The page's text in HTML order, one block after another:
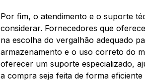
Por fim, o atendimento e o suporte
considerar. Fornecedores que
na escolha do vergalhão adequado
armazenamento e o uso correto do
oferecer um suporte especializado,
a compra seja feita de forma eficiente